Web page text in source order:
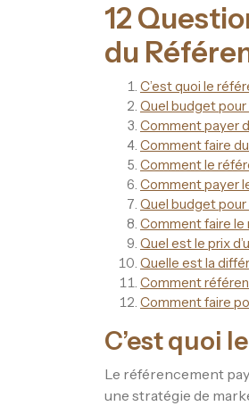
12
du
C’est quoi le
Quel budget pour
Comment payer
Comment faire
Comment le
Comment payer
Quel budget pour
Comment faire
Quel est le prix
Quelle est la
Comment
Comment faire
C’est quoi
Le référencement
une stratégie de